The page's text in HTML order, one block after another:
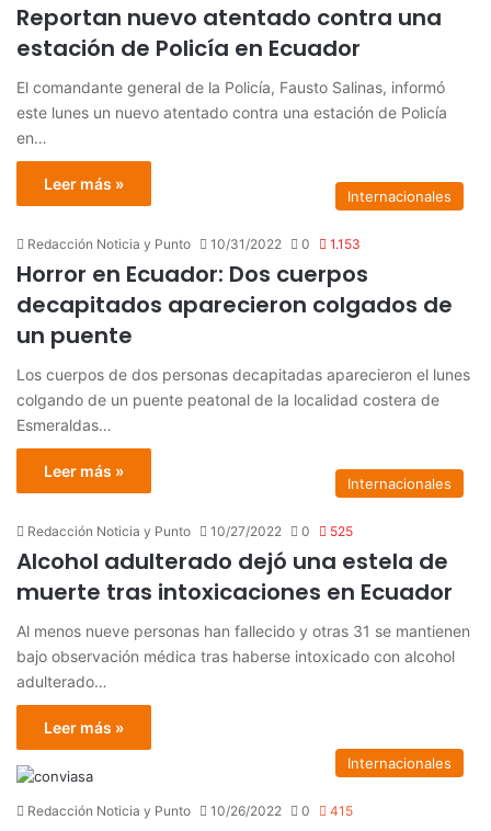
Reportan nuevo atentado contra una
estación de Policía en Ecuador
El comandante general de la Policía, Fausto Salinas, informó
este lunes un nuevo atentado contra una estación de Policía
en…
Leer más »
Internacionales
Redacción Noticia y Punto 10/31/2022 0 1.153
Horror en Ecuador: Dos cuerpos
decapitados aparecieron colgados de
un puente
Los cuerpos de dos personas decapitadas aparecieron el lunes
colgando de un puente peatonal de la localidad costera de
Esmeraldas…
Leer más »
Internacionales
Redacción Noticia y Punto 10/27/2022 0 525
Alcohol adulterado dejó una estela de
muerte tras intoxicaciones en Ecuador
Al menos nueve personas han fallecido y otras 31 se mantienen
bajo observación médica tras haberse intoxicado con alcohol
adulterado…
Leer más »
Internacionales
Redacción Noticia y Punto 10/26/2022 0 415